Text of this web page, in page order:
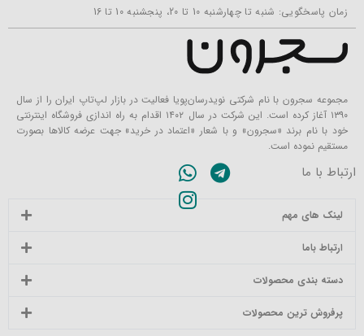
زمان پاسخگویی: شنبه تا چهارشنبه 10 تا 20، پنجشنبه 10 تا 16
مجموعه سجرون با نام شرکتی نویدرسان‌پویا فعالیت در بازار لپ‌تاپ ایران را از سال
۱۳۹۰ آغاز کرده است. این شرکت در سال ۱۴۰۲ اقدام به راه اندازی فروشگاه اینترنتی
خود با نام برند «سجرون» و با شعار «اعتماد در خرید» جهت عرضه کالاها بصورت
مستقیم نموده است.
ارتباط با ما
لینک های مهم
ارتباط باما
دسته بندی محصولات
پرفروش ترین محصولات